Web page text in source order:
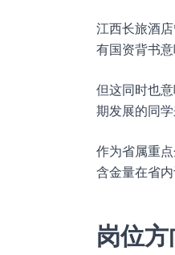
江西长旅酒
有国资背书
但这同时也
期发展的同
作为省属重
含金量在省内
岗位